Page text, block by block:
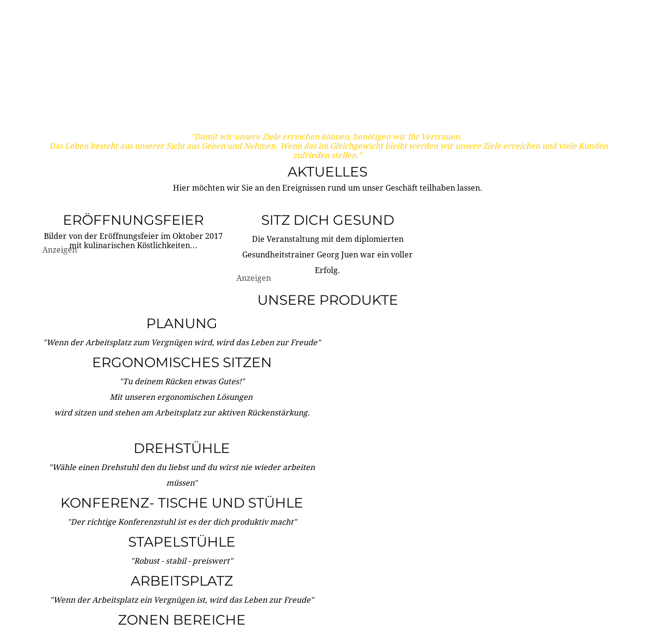
"Damit wir unsere Ziele erreichen können, benötigen wir Ihr Vertrauen.
Das Leben besteht aus unserer Sicht aus Geben und Nehmen. Wenn das im Gleichgewicht bleibt werden wir unsere Ziele erreichen und viele Kunden
zufrieden stellen."
AKTUELLES
Hier möchten wir Sie an den Ereignissen rund um unser Geschäft teilhaben lassen.
ERÖFFNUNGSFEIER
Bilder von der Eröffnungsfeier im Oktober 2017
mit kulinarischen Köstlichkeiten...
Anzeigen
SITZ DICH GESUND
Die Veranstaltung mit dem diplomierten
Gesundheitstrainer Georg Juen war ein voller
Erfolg.
Anzeigen
UNSERE PRODUKTE
PLANUNG
"Wenn der Arbeitsplatz zum Vergnügen wird, wird das Leben zur Freude"
ERGONOMISCHES SITZEN
"Tu deinem Rücken etwas Gutes!"
Mit unseren ergonomischen Lösungen
wird sitzen und stehen am Arbeitsplatz zur aktiven Rückenstärkung.
DREHSTÜHLE
"Wähle einen Drehstuhl den du liebst und du wirst nie wieder arbeiten
müssen"
KONFERENZ- TISCHE UND STÜHLE
"Der richtige Konferenzstuhl ist es der dich produktiv macht"
STAPELSTÜHLE
"Robust - stabil - preiswert"
ARBEITSPLATZ
"Wenn der Arbeitsplatz ein Vergnügen ist, wird das Leben zur Freude"
ZONEN BEREICHE